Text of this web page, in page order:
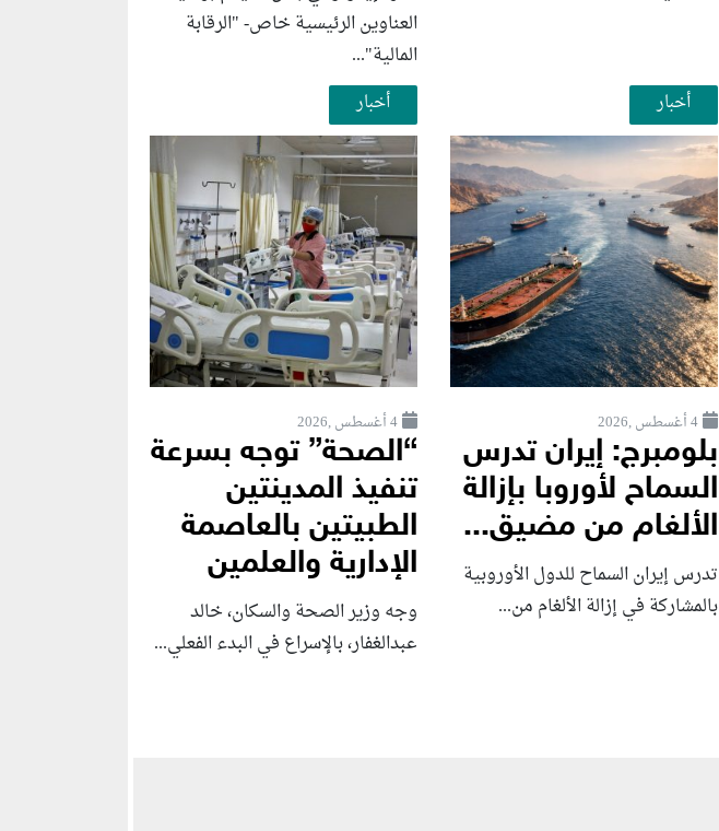
العناوين الرئيسية خاص- "الرقابة
المالية"...
أخبار
4 أغسطس ,2026
بلومبرج: إيران تدرس
السماح لأوروبا بإزالة
الألغام من مضيق...
تدرس إيران السماح للدول الأوروبية
بالمشاركة في إزالة الألغام من...
أخبار
4 أغسطس ,2026
“الصحة” توجه بسرعة
تنفيذ المدينتين
الطبيتين بالعاصمة
الإدارية والعلمين
وجه وزير الصحة والسكان، خالد
عبدالغفار، بالإسراع في البدء الفعلي...